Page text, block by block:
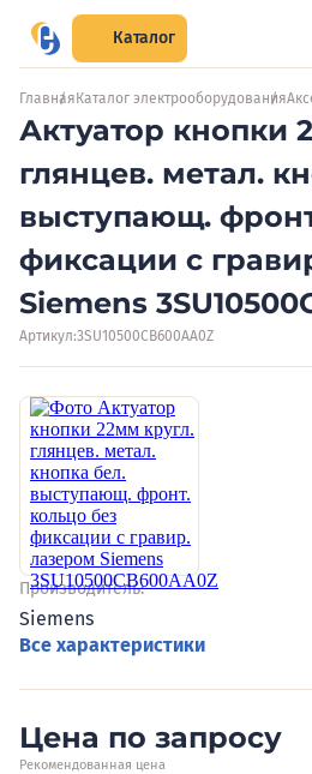
Каталог
Главная Каталог электрооборудования
Актуатор кнопки
глянцев. метал.
выступающ.
фиксации с
Siemens
Артикул:3SU10500CB600AA0Z
Производитель:
Siemens
Все характеристики
Цена по запросу
Рекомендованная цена